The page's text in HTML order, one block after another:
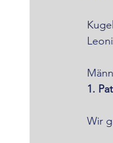
1.
Wir